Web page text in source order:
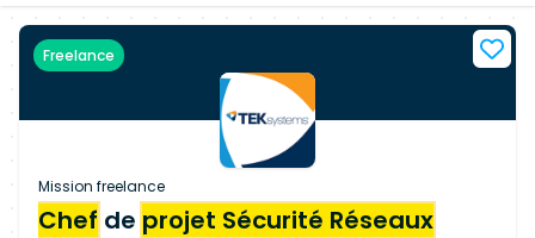
Freelance
Mission freelance
Chef de projet Sécurité Réseaux